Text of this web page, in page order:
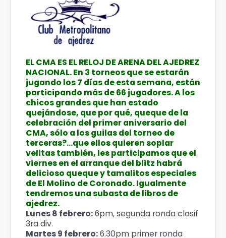
EL CMA ES EL RELOJ DE ARENA DEL AJEDREZ
NACIONAL. En 3 torneos que se estarán
jugando los 7 días de esta semana, están
participando más de 66 jugadores. A los
chicos grandes que han estado
quejándose, que por qué, queque de la
celebración del primer aniversario del
CMA, sólo a los guilas del torneo de
terceras?...que ellos quieren soplar
velitas también, les participamos que el
viernes en el arranque del blitz habrá
delicioso queque y tamalitos especiales
de El Molino de Coronado. Igualmente
tendremos una subasta de libros de
ajedrez.
Lunes 8 febrero:6pm, segunda ronda clasif
3ra div.
Martes 9 febrero:6.30pm primer ronda